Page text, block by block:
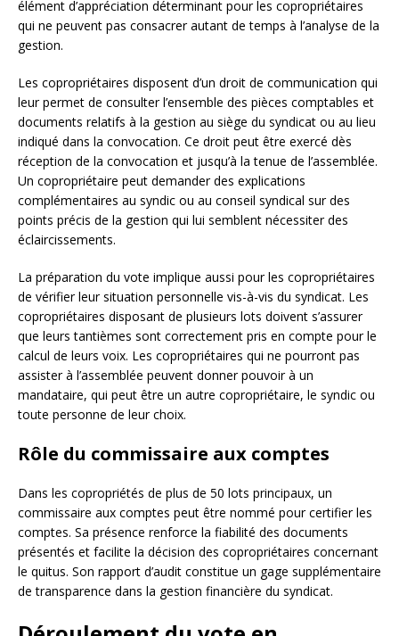
élément d’appréciation déterminant pour les copropriétaires
qui ne peuvent pas consacrer autant de temps à l’analyse de la
gestion.
Les copropriétaires disposent d’un droit de communication qui
leur permet de consulter l’ensemble des pièces comptables et
documents relatifs à la gestion au siège du syndicat ou au lieu
indiqué dans la convocation. Ce droit peut être exercé dès
réception de la convocation et jusqu’à la tenue de l’assemblée.
Un copropriétaire peut demander des explications
complémentaires au syndic ou au conseil syndical sur des
points précis de la gestion qui lui semblent nécessiter des
éclaircissements.
La préparation du vote implique aussi pour les copropriétaires
de vérifier leur situation personnelle vis-à-vis du syndicat. Les
copropriétaires disposant de plusieurs lots doivent s’assurer
que leurs tantièmes sont correctement pris en compte pour le
calcul de leurs voix. Les copropriétaires qui ne pourront pas
assister à l’assemblée peuvent donner pouvoir à un
mandataire, qui peut être un autre copropriétaire, le syndic ou
toute personne de leur choix.
Rôle du commissaire aux comptes
Dans les copropriétés de plus de 50 lots principaux, un
commissaire aux comptes peut être nommé pour certifier les
comptes. Sa présence renforce la fiabilité des documents
présentés et facilite la décision des copropriétaires concernant
le quitus. Son rapport d’audit constitue un gage supplémentaire
de transparence dans la gestion financière du syndicat.